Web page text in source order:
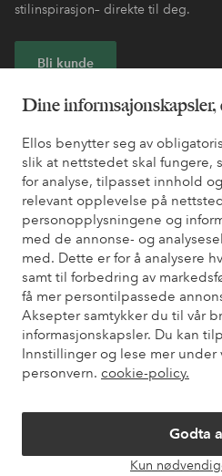
Dine
Ellos benytter seg av
slik at nettstedet skal fungere,
for analyse, tilpasset innhold
relevant opplevelse på
personopplysningene og
med de annonse- og
med. Dette er for å analysere
samt til forbedring av
få mer persontilpassede
Aksepter samtykker du til vår
informasjonskapsler. Du kan
Innstillinger og lese mer under
personvern. cookie-policy.
Godta
Kun
stilinspirasjon– direkte til deg.
Bli kunde
* Se tilbudsvilkår ved registrering
Trenger du hjelp?
Du finner svar på de vanligste
også informasjon om hvordan du
Kundeservice
Mine sider